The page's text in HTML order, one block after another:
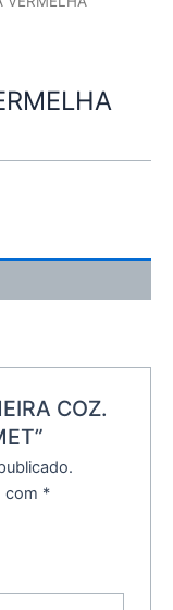
COZ.
com *